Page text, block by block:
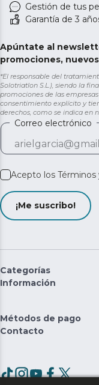
Gestión de tus
Garantía de 3
Apúntate al
promociones,
*El responsable del
Solotriatlon S.L.), siendo la
promociones de las
consentimiento explícito y
derechos, como se indica en
Correo electrónico
Acepto los Términos
¡Me suscribo!
Categorías
Información
Métodos de pago
Contacto